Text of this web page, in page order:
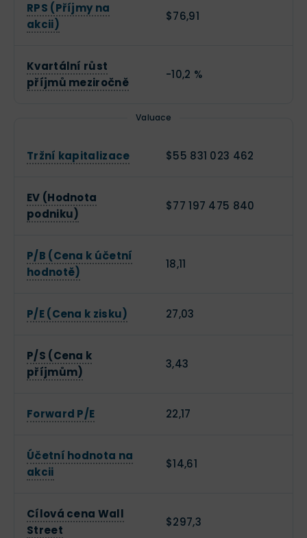
RPS (Příjmy na
akcii)
$76,91
Kvartální růst
příjmů meziročně
-10,2 %
Valuace
Tržní kapitalizace $55 831 023 462
EV (Hodnota
podniku)
$77 197 475 840
P/B (Cena k účetní
hodnotě)
18,11
P/E (Cena k zisku) 27,03
P/S (Cena k
příjmům)
3,43
Forward P/E 22,17
Účetní hodnota na
akcii
$14,61
Cílová cena Wall
Street
$297,3